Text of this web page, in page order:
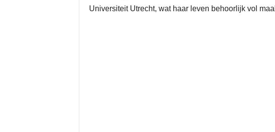
Universiteit Utrecht, wat haar leven behoorlijk vol